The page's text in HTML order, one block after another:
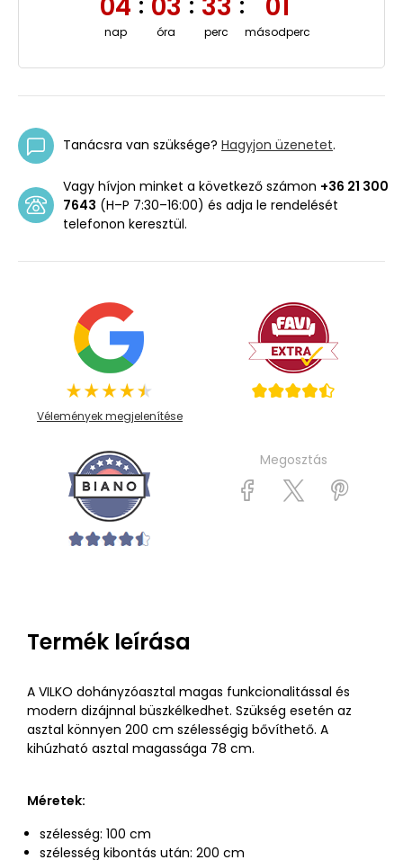
nap óra perc másodperc
Tanácsra van szüksége? Hagyjon üzenetet.
Vagy hívjon minket a következő számon +36 21 300
7643 (H–P 7:30–16:00) és adja le rendelését
telefonon keresztül.
Vélemények megjelenítése
Megosztás
Termék leírása
A VILKO dohányzóasztal magas funkcionalitással és
modern dizájnnal büszkélkedhet. Szükség esetén az
asztal könnyen 200 cm szélességig bővíthető. A
kihúzható asztal magassága 78 cm.
Méretek:
szélesség: 100 cm
szélesség kibontás után: 200 cm